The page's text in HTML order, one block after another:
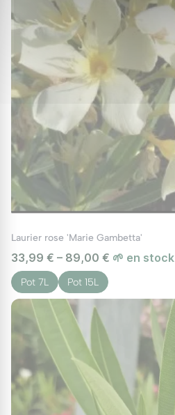
Laurier rose 'Marie Gambetta'
33,99 € – 89,00 € 🌱 en stock
Pot 7L Pot 15L